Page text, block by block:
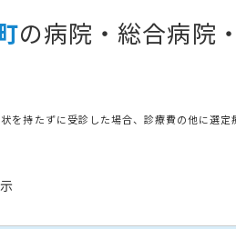
の病院・総合病院
を持たずに受診した場合、診療費の他に選定